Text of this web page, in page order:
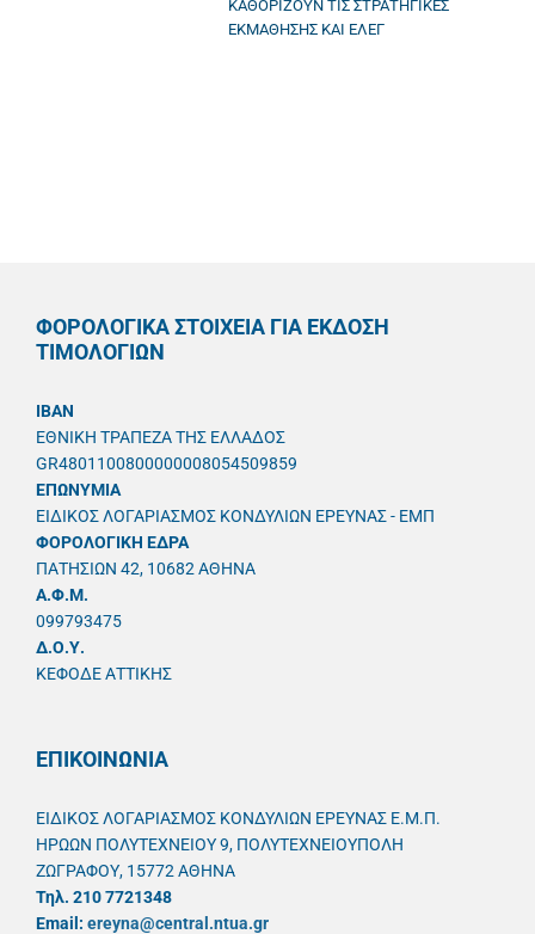
ΚΑΘΟΡΙΖΟΥΝ ΤΙΣ ΣΤΡΑΤΗΓΙΚΕΣ
ΕΚΜΑΘΗΣΗΣ ΚΑΙ ΕΛΕΓ
ΦΟΡΟΛΟΓΙΚΑ ΣΤΟΙΧΕΙΑ ΓΙΑ ΕΚΔΟΣΗ
ΤΙΜΟΛΟΓΙΩΝ
IBAN
ΕΘΝΙΚΗ ΤΡΑΠΕΖΑ ΤΗΣ ΕΛΛΑΔΟΣ
GR4801100800000008054509859
ΕΠΩΝΥΜΙΑ
ΕΙΔΙΚΟΣ ΛΟΓΑΡΙΑΣΜΟΣ ΚΟΝΔΥΛΙΩΝ ΕΡΕΥΝΑΣ - ΕΜΠ
ΦΟΡΟΛΟΓΙΚΗ ΕΔΡΑ
ΠΑΤΗΣΙΩΝ 42, 10682 ΑΘΗΝΑ
A.Φ.Μ.
099793475
Δ.Ο.Υ.
ΚΕΦΟΔΕ ΑΤΤΙΚΗΣ
ΕΠΙΚΟΙΝΩΝΙΑ
ΕΙΔΙΚΟΣ ΛΟΓΑΡΙΑΣΜΟΣ ΚΟΝΔΥΛΙΩΝ ΕΡΕΥΝΑΣ Ε.Μ.Π.
ΗΡΩΩΝ ΠΟΛΥΤΕΧΝΕΙΟΥ 9, ΠΟΛΥΤΕΧΝΕΙΟΥΠΟΛΗ
ΖΩΓΡΑΦΟΥ, 15772 ΑΘΗΝΑ
Τηλ. 210 7721348
Email: ereyna@central.ntua.gr